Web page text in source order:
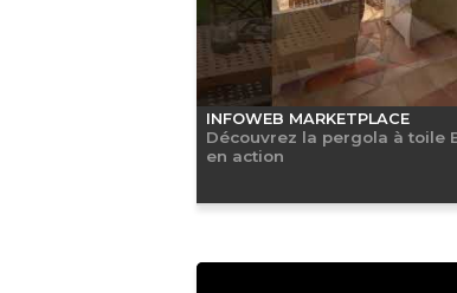
INFOWEB MARKETPLACE
Découvrez la pergola à toile
en action